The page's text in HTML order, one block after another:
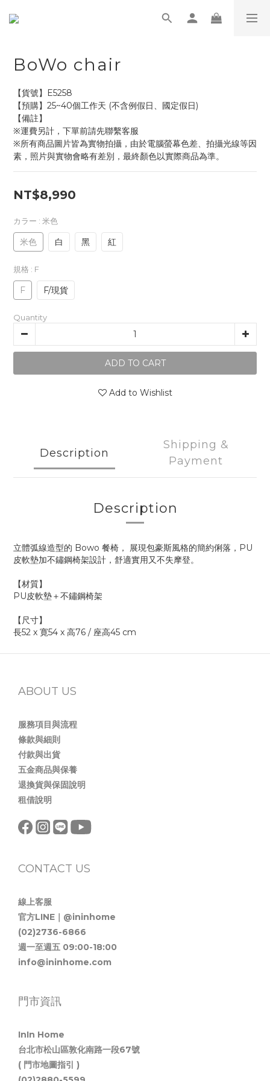
BoWo chair
【貨號】E5258
【預購】25~40個工作天 (不含例假日、國定假日)
【備註】
※運費另計，下單前請先聯繫客服
※所有商品圖片皆為實物拍攝，由於電腦螢幕色差、拍攝光線等因
素，照片與實物會略有差別，最終顏色以實際商品為準。
NT$8,990
カラー : 米色
米色 白 黑 紅
規格 : F
F F/現貨
Quantity
ADD TO CART
Add to Wishlist
Description
Shipping &
Payment
Description
立體弧線造型的 Bowo 餐椅， 展現包豪斯風格的簡約俐落，PU
皮軟墊加不鏽鋼椅架設計，舒適實用又不失摩登。
【材質】
PU皮軟墊＋不鏽鋼椅架
【尺寸】
長52 x 寛54 x 高76 / 座高45 cm
ABOUT US
服務項目與流程
條款與細則
付款與出貨
五金商品與保養
退換貨與保固說明
租借說明
CONTACT US
線上客服
官方LINE｜@ininhome
(02)2736-6866
週一至週五 09:00-18:00
info@ininhome.com
門市資訊
InIn Home
台北市松山區敦化南路一段67號
( 門市地圖指引 )